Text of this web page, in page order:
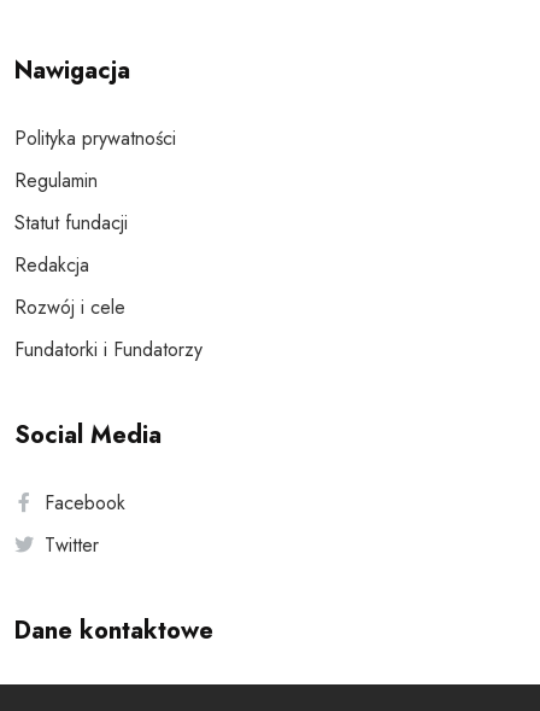
Nawigacja
Polityka prywatności
Regulamin
Statut fundacji
Redakcja
Rozwój i cele
Fundatorki i Fundatorzy
Social Media
Facebook
Twitter
Dane kontaktowe